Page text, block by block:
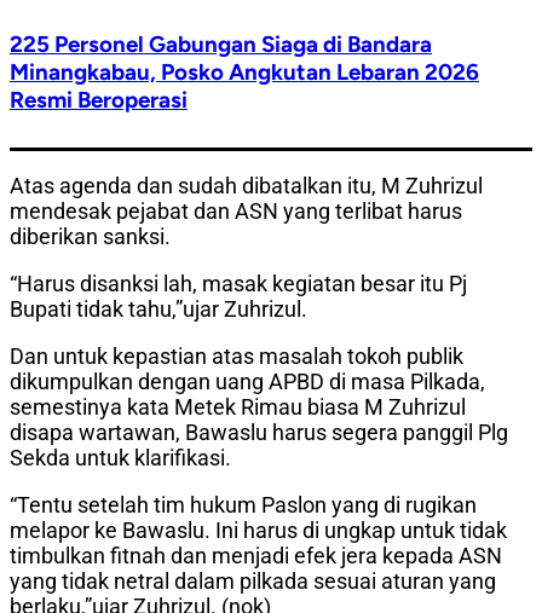
225 Personel Gabungan Siaga di Bandara
Minangkabau, Posko Angkutan Lebaran 2026
Resmi Beroperasi
Atas agenda dan sudah dibatalkan itu, M Zuhrizul
mendesak pejabat dan ASN yang terlibat harus
diberikan sanksi.
“Harus disanksi lah, masak kegiatan besar itu Pj
Bupati tidak tahu,”ujar Zuhrizul.
Dan untuk kepastian atas masalah tokoh publik
dikumpulkan dengan uang APBD di masa Pilkada,
semestinya kata Metek Rimau biasa M Zuhrizul
disapa wartawan, Bawaslu harus segera panggil Plg
Sekda untuk klarifikasi.
“Tentu setelah tim hukum Paslon yang di rugikan
melapor ke Bawaslu. Ini harus di ungkap untuk tidak
timbulkan fitnah dan menjadi efek jera kepada ASN
yang tidak netral dalam pilkada sesuai aturan yang
berlaku,”ujar Zuhrizul. (nok)